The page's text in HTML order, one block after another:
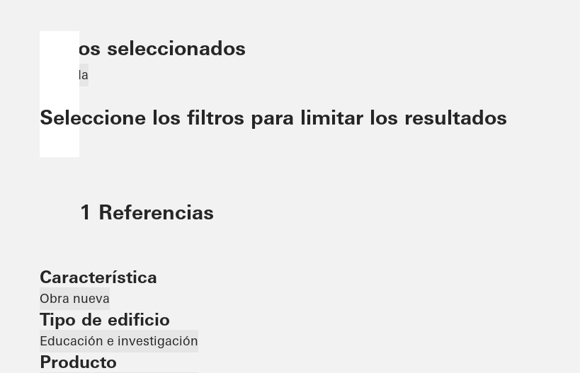
Filtros seleccionados
Rwanda
Seleccione los filtros para limitar los resultados
1 Referencias
Característica
Obra nueva
Tipo de edificio
Educación e investigación
Producto